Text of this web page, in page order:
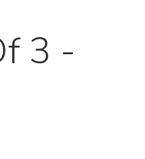
3 -